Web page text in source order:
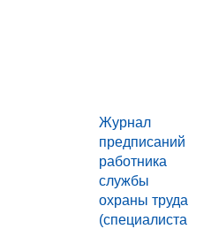
Журнал
предписаний
работника
службы
охраны труда
(специалиста